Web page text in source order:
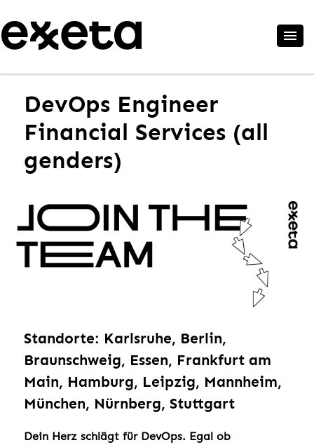
DevOps Engineer
Financial Services (all
genders)
Standorte: Karlsruhe, Berlin,
Braunschweig, Essen, Frankfurt am
Main, Hamburg, Leipzig, Mannheim,
München, Nürnberg, Stuttgart
Dein Herz schlägt für DevOps. Egal ob